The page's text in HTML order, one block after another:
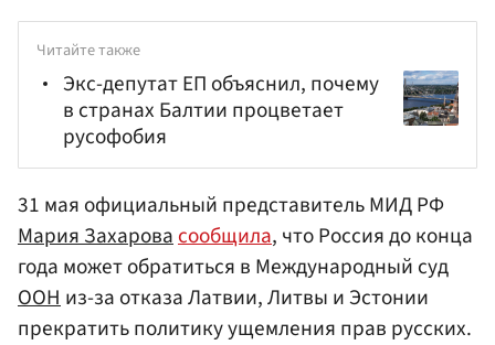
Читайте также
Экс-депутат ЕП объяснил, почему
в странах Балтии процветает
русофобия
31 мая официальный представитель МИД РФ
Мария Захаровасообщила, что Россия до конца
года может обратиться в Международный суд
ООНиз-за отказа Латвии, Литвы и Эстонии
прекратить политику ущемления прав русских.